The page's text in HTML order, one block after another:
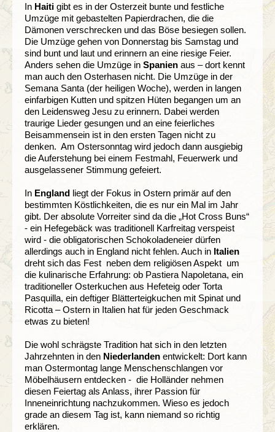
In Haiti gibt es in der Osterzeit bunte und festliche
Umzüge mit gebastelten Papierdrachen, die die
Dämonen verschrecken und das Böse besiegen sollen.
Die Umzüge gehen von Donnerstag bis Samstag und
sind bunt und laut und erinnern an eine riesige Feier.
Anders sehen die Umzüge in Spanien aus – dort kennt
man auch den Osterhasen nicht. Die Umzüge in der
Semana Santa (der heiligen Woche), werden in langen
einfarbigen Kutten und spitzen Hüten begangen um an
den Leidensweg Jesu zu erinnern. Dabei werden
traurige Lieder gesungen und an eine feierliches
Beisammensein ist in den ersten Tagen nicht zu
denken. Am Ostersonntag wird jedoch dann ausgiebig
die Auferstehung bei einem Festmahl, Feuerwerk und
ausgelassener Stimmung gefeiert.
In England liegt der Fokus in Ostern primär auf den
bestimmten Köstlichkeiten, die es nur ein Mal im Jahr
gibt. Der absolute Vorreiter sind da die „Hot Cross Buns“
- ein Hefegebäck was traditionell Karfreitag verspeist
wird - die obligatorischen Schokoladeneier dürfen
allerdings auch in England nicht fehlen. Auch in Italien
dreht sich das Fest neben dem religiösen Aspekt um
die kulinarische Erfahrung: ob Pastiera Napoletana, ein
traditioneller Osterkuchen aus Hefeteig oder Torta
Pasquilla, ein deftiger Blätterteigkuchen mit Spinat und
Ricotta – Ostern in Italien hat für jeden Geschmack
etwas zu bieten!
Die wohl schrägste Tradition hat sich in den letzten
Jahrzehnten in den Niederlanden entwickelt: Dort kann
man Ostermontag lange Menschenschlangen vor
Möbelhäusern entdecken - die Holländer nehmen
diesen Feiertag als Anlass, ihrer Passion für
Inneneinrichtung nachzukommen. Wieso es jedoch
grade an diesem Tag ist, kann niemand so richtig
erklären.